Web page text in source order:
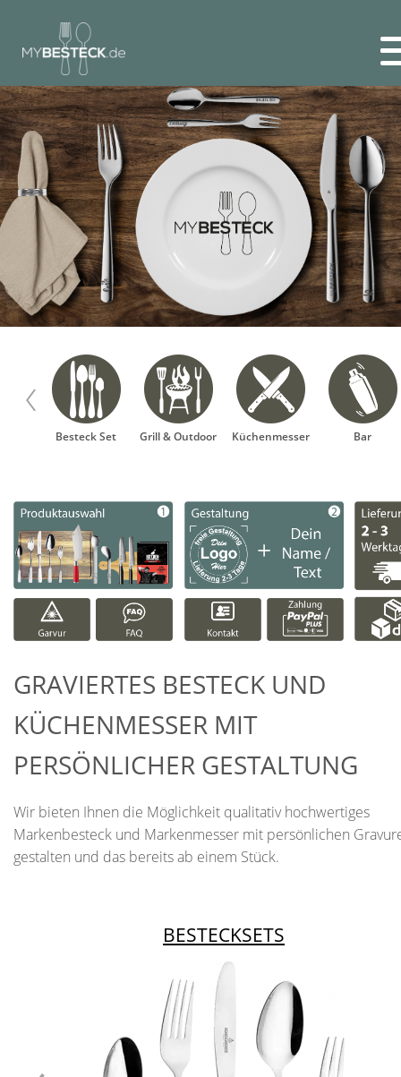
Besteck Set Grill & Outdoor Küchenmesser Bar
GRAVIERTES BESTECK UND
KÜCHENMESSER MIT
PERSÖNLICHER GESTALTUNG
Wir bieten Ihnen die Möglichkeit qualitativ hochwertiges
Markenbesteck und Markenmesser mit persönlichen
gestalten und das bereits ab einem Stück.
BESTECKSETS